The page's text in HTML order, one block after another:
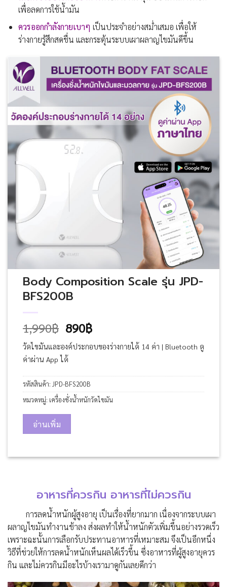
เพื่อลดการใช้น้ำมัน
ควรออกกำลังกายเบาๆ เป็นประจำอย่างสม่ำเสมอ เพื่อให้
ร่างกายรู้สึกสดชื่น และกระตุ้นระบบเผาผลาญไขมันดีขึ้น
Body Composition Scale รุ่น JPD-
BFS200B
1,990฿ Original
price
was:
1,990฿.
890฿Current
price
is:
วัดไขมันและองค์ประกอบของร่างกายได้ 14 ค่า | Bluetooth ดู
ค่าผ่าน App ได้
รหัสสินค้า: JPD-BFS200B
หมวดหมู่: เครื่องชั่งน้ำหนักวัดไขมัน
อ่านเพิ่ม
อาหารที่ควรกิน อาหารที่ไม่ควรกิน
การลดน้ำหนักผู้สูงอายุ เป็นเรื่องที่ยากมาก เนื่องจากระบบเผา
ผลาญไขมันทำงานช้าลง ส่งผลทำให้น้ำหนักตัวเพิ่มขึ้นอย่างรวดเร็ว
เพราะฉะนั้นการเลือกรับประทานอาหารที่เหมาะสม จึงเป็นอีกหนึ่ง
วิธีที่ช่วยให้การลดน้ำหนักเห็นผลได้เร็วขึ้น ซึ่งอาหารที่ผู้สูงอายุควร
กิน และไม่ควรกินมีอะไรบ้างเรามาดูกันเลยดีกว่า